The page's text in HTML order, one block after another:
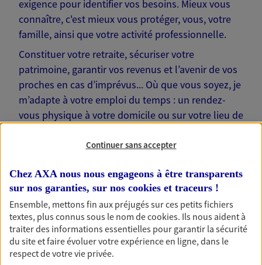
exigence pour identifier vos besoins. Mieux vous
connaître, c'est mieux vous protéger, vous, votre
famille, ainsi que votre activité professionnelle.
Constituer votre retraite, sécuriser votre
patrimoine, garantir vos revenus et l’avenir de vos
proches en cas d’imprévus... Où que vous soyez, je
m’adapte à votre emploi du temps : un rendez-
vous physique à votre domicile ou sur votre lieu de
Nos offres phares
Épargne
Continuer sans accepter
Chez AXA nous nous engageons à être transparents
sur nos garanties, sur nos cookies et traceurs !
Ensemble, mettons fin aux préjugés sur ces petits fichiers
textes, plus connus sous le nom decookies. Ils nous aident à
traiter des informations essentielles pour garantir la sécurité
du site et faire évoluer votre expérience en ligne, dans le
respect de votre vie privée.